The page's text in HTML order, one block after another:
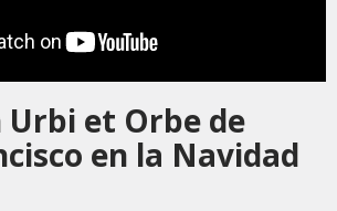
Urbi et Orbe de
en la Navidad